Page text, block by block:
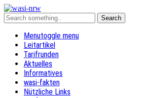
Menutoggle menu
Leitartikel
Tarifrunden
Aktuelles
Informatives
wasi-fakten
Nützliche Links